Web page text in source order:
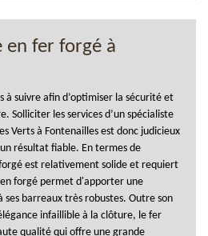
en fer forgé à
à suivre afin d’optimiser la sécurité et
Solliciter les services d’un spécialiste
Verts à Fontenailles est donc judicieux
résultat fiable. En termes de
est relativement solide et requiert
forgé permet d'apporter une
barreaux très robustes. Outre son
infaillible à la clôture, le fer
qualité qui offre une grande